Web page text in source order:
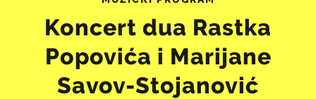
Koncert dua Rastka
Popovića i Marijane
Savov-Stojanović